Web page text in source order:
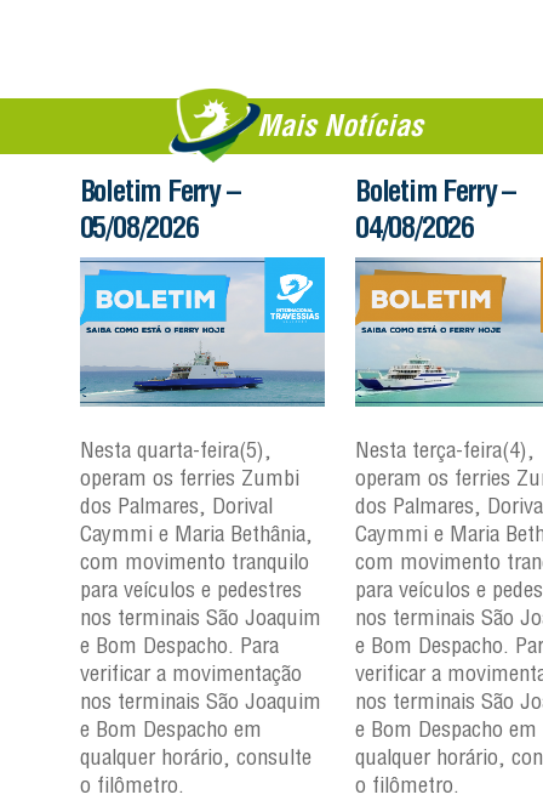
Mais Notícias
Boletim Ferry –
05/08/2026
Nesta quarta-feira(5),
operam os ferries Zumbi
dos Palmares, Dorival
Caymmi e Maria Bethânia,
com movimento tranquilo
para veículos e pedestres
nos terminais São Joaquim
e Bom Despacho. Para
verificar a movimentação
nos terminais São Joaquim
e Bom Despacho em
qualquer horário, consulte
o filômetro.
Boletim Ferry –
04/08/2026
Nesta terça-feira(4),
operam os ferries
dos Palmares,
Caymmi e Maria
com movimento
para veículos e
nos terminais São
e Bom Despacho.
verificar a
nos terminais São
e Bom Despacho em
qualquer horário,
o filômetro.